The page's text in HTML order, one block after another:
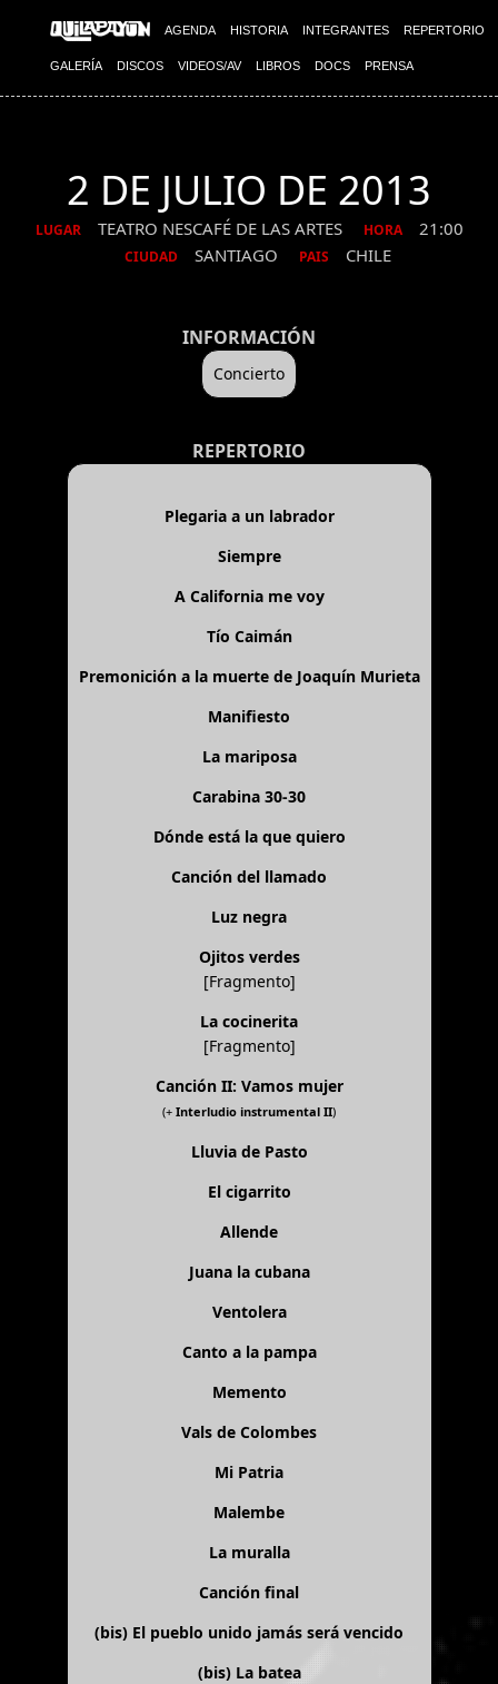
AGENDA HISTORIA INTEGRANTES REPERTORIO
GALERÍA DISCOS VIDEOS/AV LIBROS DOCS PRENSA
2 DE JULIO DE 2013
LUGAR TEATRO NESCAFÉ DE LAS ARTES HORA 21:00
CIUDAD SANTIAGO PAIS CHILE
INFORMACIÓN
Concierto
REPERTORIO
Plegaria a un labrador
Siempre
A California me voy
Tío Caimán
Premonición a la muerte de Joaquín Murieta
Manifiesto
La mariposa
Carabina 30-30
Dónde está la que quiero
Canción del llamado
Luz negra
Ojitos verdes
[Fragmento]
La cocinerita
[Fragmento]
Canción II: Vamos mujer
(+ Interludio instrumental II)
Lluvia de Pasto
El cigarrito
Allende
Juana la cubana
Ventolera
Canto a la pampa
Memento
Vals de Colombes
Mi Patria
Malembe
La muralla
Canción final
(bis) El pueblo unido jamás será vencido
(bis) La batea